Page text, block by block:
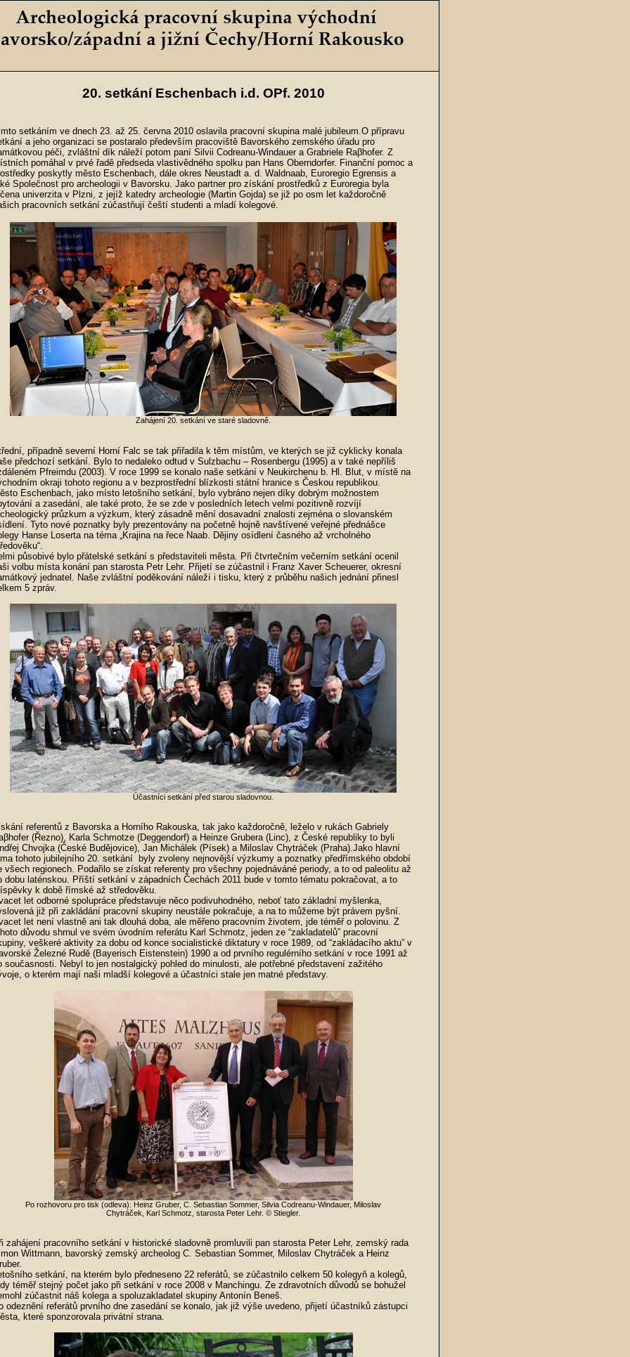
20. setkání Eschenbach i.d. OPf. 2010
setkáním ve dnech 23. až 25. června 2010 oslavila pracovní skupina malé jubileum.O přípravu
a jeho organizaci se postaralo především pracoviště Bavorského zemského úřadu pro
péči, zvláštní dík náleží potom paní Silvii Codreanu-Windauer a Grabriele Raβhofer. Z
pomáhal v prvé řadě předseda vlastivědného spolku pan Hans Oberndorfer. Finanční pomoc a
poskytly město Eschenbach, dále okres Neustadt a. d. Waldnaab, Euroregio Egrensis a
Společnost pro archeologii v Bavorsku. Jako partner pro získání prostředků z Euroregia byla
univerzita v Plzni, z jejíž katedry archeologie (Martin Gojda) se již po osm let každoročně
pracovních setkání zúčastňují čeští studenti a mladí kolegové.
Zahájení 20. setkání ve staré sladovně.
případně severní Horní Falc se tak přiřadila k těm místům, ve kterých se již cyklicky konala
předchozí setkání. Bylo to nedaleko odtud v Sulzbachu – Rosenbergu (1995) a v také nepříliš
Pfreimdu (2003). V roce 1999 se konalo naše setkání v Neukirchenu b. Hl. Blut, v místě na
okraji tohoto regionu a v bezprostřední blízkosti státní hranice s Českou republikou.
Eschenbach, jako místo letošního setkání, bylo vybráno nejen díky dobrým možnostem
a zasedání, ale také proto, že se zde v posledních letech velmi pozitivně rozvíjí
průzkum a výzkum, který zásadně mění dosavadní znalosti zejména o slovanském
Tyto nové poznatky byly prezentovány na početně hojně navštívené veřejné přednášce
Hanse Loserta na téma „Krajina na řece Naab. Dějiny osídlení časného až vrcholného
působivé bylo přátelské setkání s představiteli města. Při čtvrtečním večerním setkání ocenil
volbu místa konání pan starosta Petr Lehr. Přijetí se zúčastnil i Franz Xaver Scheuerer, okresní
jednatel. Naše zvláštní poděkování náleží i tisku, který z průběhu našich jednání přinesl
5 zpráv.
Účastníci setkání před starou sladovnou.
referentů z Bavorska a Horního Rakouska, tak jako každoročně, leželo v rukách Gabriely
(Řezno), Karla Schmotze (Deggendorf) a Heinze Grubera (Linc), z České republiky to byli
Chvojka (České Budějovice), Jan Michálek (Písek) a Miloslav Chytráček (Praha).Jako hlavní
tohoto jubilejního 20. setkání byly zvoleny nejnovější výzkumy a poznatky předřímského období
všech regionech. Podařilo se získat referenty pro všechny pojednáváné periody, a to od paleolitu až
dobu laténskou. Příští setkání v západních Čechách 2011 bude v tomto tématu pokračovat, a to
k době římské až středověku.
let odborné spolupráce představuje něco podivuhodného, neboť tato základní myšlenka,
již při zakládání pracovní skupiny neustále pokračuje, a na to můžeme být právem pyšní.
let není vlastně ani tak dlouhá doba, ale měřeno pracovním životem, jde téměř o polovinu. Z
důvodu shrnul ve svém úvodním referátu Karl Schmotz, jeden ze “zakladatelů” pracovní
veškeré aktivity za dobu od konce socialistické diktatury v roce 1989, od “zakládacího aktu” v
Železné Rudě (Bayerisch Eistenstein) 1990 a od prvního regulérního setkání v roce 1991 až
současnosti. Nebyl to jen nostalgický pohled do minulosti, ale potřebné představení zažitého
o kterém mají naši mladší kolegové a účastníci stale jen matné představy.
Po rozhovoru pro tisk (odleva): Heinz Gruber, C. Sebastian Sommer, Silvia Codreanu-Windauer, Miloslav
Chytráček, Karl Schmotz, starosta Peter Lehr. © Stiegler.
zahájení pracovního setkání v historické sladovně promluvili pan starosta Peter Lehr, zemský rada
Wittmann, bavorský zemský archeolog C. Sebastian Sommer, Miloslav Chytráček a Heinz
setkání, na kterém bylo předneseno 22 referátů, se zúčastnilo celkem 50 kolegyň a kolegů,
téměř stejný počet jako při setkání v roce 2008 v Manchingu. Ze zdravotních důvodů se bohužel
zúčastnit náš kolega a spoluzakladatel skupiny Antonín Beneš.
odeznění referátů prvního dne zasedání se konalo, jak již výše uvedeno, přijetí účastníků zástupci
které sponzorovala privátní strana.